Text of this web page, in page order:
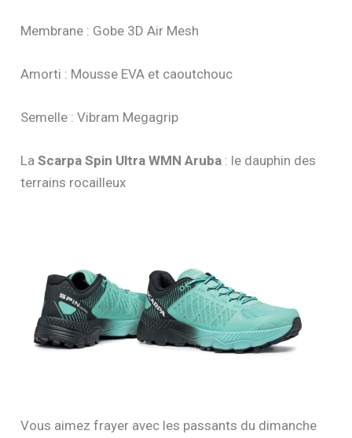
Membrane : Gobe 3D Air Mesh
Amorti : Mousse EVA et caoutchouc
Semelle : Vibram Megagrip
LaScarpa Spin Ultra WMN Aruba : le dauphin des
terrains rocailleux
Vous aimez frayer avec les passants du dimanche